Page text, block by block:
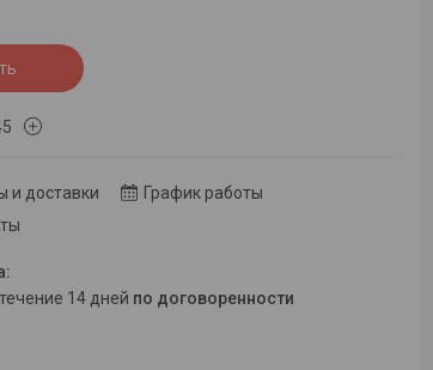
и доставки
График работы
14 дней по договоренности